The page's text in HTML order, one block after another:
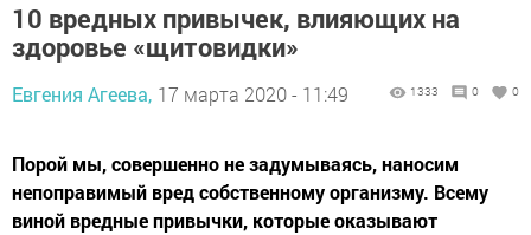
10 вредных привычек, влияющих на
здоровье «щитовидки»
Евгения Агеева, 17 марта 2020 - 11:49 1333 0 0
Порой мы, совершенно не задумываясь, наносим
непоправимый вред собственному организму. Всему
виной вредные привычки, которые оказывают